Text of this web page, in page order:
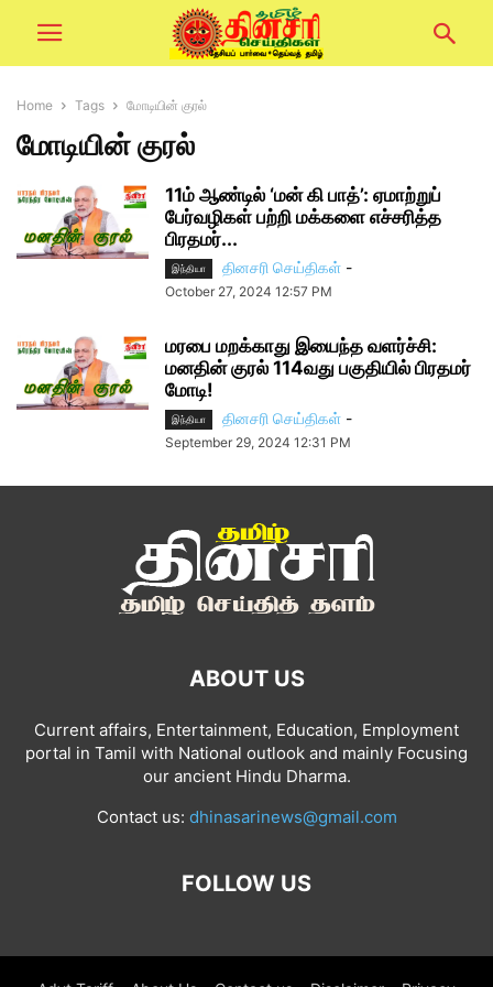
Home Tags மோடியின் குரல்
மோடியின் குரல்
11ம் ஆண்டில் ‘மன் கி பாத்’: ஏமாற்றுப்
பேர்வழிகள் பற்றி மக்களை எச்சரித்த
பிரதமர்...
இந்தியா தினசரி செய்திகள் -
October 27, 2024 12:57 PM
மரபை மறக்காது இயைந்த வளர்ச்சி:
மனதின் குரல் 114வது பகுதியில் பிரதமர்
மோடி!
இந்தியா தினசரி செய்திகள் -
September 29, 2024 12:31 PM
ABOUT US
Current affairs, Entertainment, Education, Employment
portal in Tamil with National outlook and mainly Focusing
our ancient Hindu Dharma.
Contact us: dhinasarinews@gmail.com
FOLLOW US